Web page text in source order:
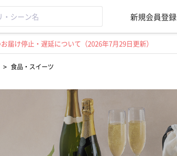
新規会員登録
け停止・遅延について（2026年7月29日更新）
> 食品・スイーツ